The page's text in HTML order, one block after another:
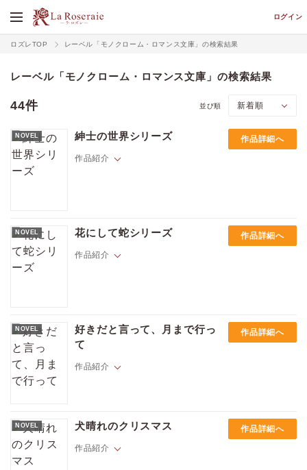
ログイン
ロズレTOP レーベル「モノクローム・ロマンス文庫」の検索結果
レーベル「モノクローム・ロマンス文庫」の検索結果
44件 並び順
NOVEL 紳士の世界シリーズ
作品紹介
作品詳細へ
貴族の末裔であることを知らされ、華やかな上流階級の世界に飛び込む
ことに。冷徹で優雅なダンディ、ジュリアス・ノリーズ――彼の鋭い眼
差しと洗練された導きが、粗野なハリーを眩い紳士へと変身させる。だ
が、絢爛な社交界の裏で、二人の心は許されぬ情熱に飲み込まれる。―
NOVEL 花にして蛇シリーズ
作品紹介
作品詳細へ
着いた。その殺人者アダムは元モデルで、大富豪マルヴァニー家に集め
られた七人のサイコパス兄弟の一員だった。アダムは父親の本当の姿を
ノアに伝える。受け入れ難いその事実をノアは受け入れ、アダムは急速
にノアに惹かれてゆく。そんな時、ノアが子供の時の記憶を少しずつ取
り戻し、もう一つの闇を思い出す――。サイコパスは人を愛せない。な
らばこの衝動はどこからくるのだろう。モノクローム・ロマンス文庫デ
NOVEL
好きだと言って、月まで行っ
て
作品紹介
作品詳細へ
デオン（口髭あり）。素敵な家でシングルファーザーとして奮闘する彼
のもとに、子ども大好きなイタリア系のトビーが住み込みナニーとして
やってきた。思いやりがあって気配りができ明るい性格のトビーは、疲
れ切ったギデオンをとびっきりの笑顔で迎え、癒しと元気を与えてくれ
NOVEL 犬晴れのクリスマス
作品紹介
作品詳細へ